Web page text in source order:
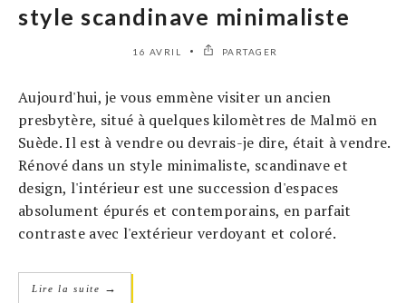
style scandinave minimaliste
16 AVRIL PARTAGER
Aujourd'hui, je vous emmène visiter un ancien
presbytère, situé à quelques kilomètres de Malmö en
Suède. Il est à vendre ou devrais-je dire, était à vendre.
Rénové dans un style minimaliste, scandinave et
design, l'intérieur est une succession d'espaces
absolument épurés et contemporains, en parfait
contraste avec l'extérieur verdoyant et coloré.
Lire la suite →